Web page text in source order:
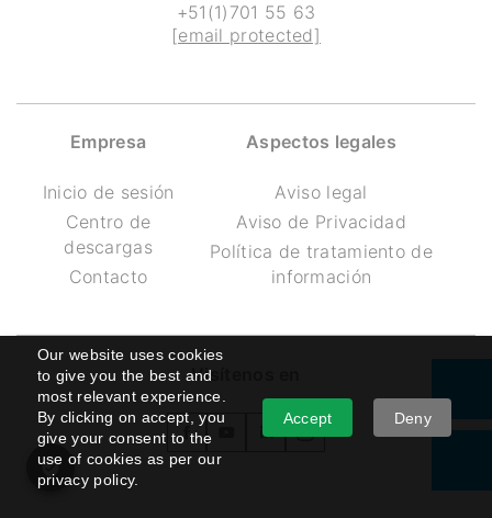
Our website uses cookies
to give you the best and
most relevant experience.
By clicking on accept, you
give your consent to the
use of cookies as per our
privacy policy.
Accept Deny
+51(1)701 55 63
[email protected]
Empresa
Inicio de sesión
Centro de
descargas
Contacto
Aspectos legales
Aviso legal
Aviso de Privacidad
Política de tratamiento de
información
Visítenos en